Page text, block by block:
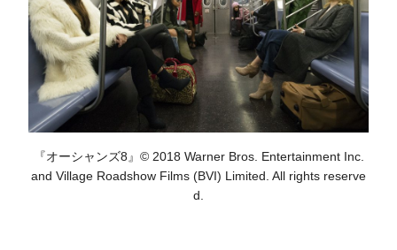
『オーシャンズ8』© 2018 Warner Bros. Entertainment Inc.
and Village Roadshow Films (BVI) Limited. All rights reserve
d.